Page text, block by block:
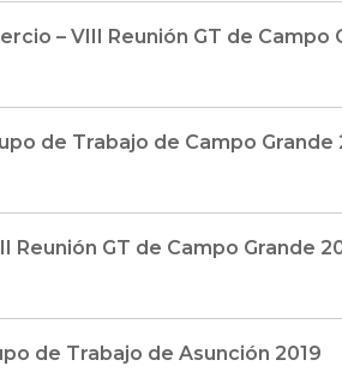
– VIII Reunión GT de Campo
de Trabajo de Campo Grande
Reunión GT de Campo Grande
de Trabajo de Asunción 2019